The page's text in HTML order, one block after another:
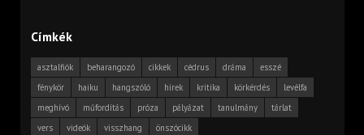
Címkék
asztalfiók beharangozó cikkek cédrus dráma
esszé
fénykör
haiku hangszóló hírek kritika körkérdés
levélfa
meghívó
műfordítás próza pályázat tanulmány
tárlat
vers
videók visszhang önszócikk